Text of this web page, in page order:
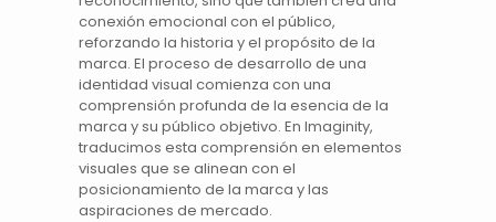
conexión emocional con el público,
reforzando la historia y el propósito de la
marca. El proceso de desarrollo de una
identidad visual comienza con una
comprensión profunda de la esencia de la
marca y su público objetivo. En Imaginity,
traducimos esta comprensión en elementos
visuales que se alinean con el
posicionamiento de la marca y las
aspiraciones de mercado.